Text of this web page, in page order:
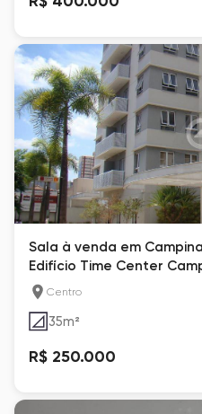
Sala à venda em
Edifício Time Center
Centro
35m²
R$ 250.000